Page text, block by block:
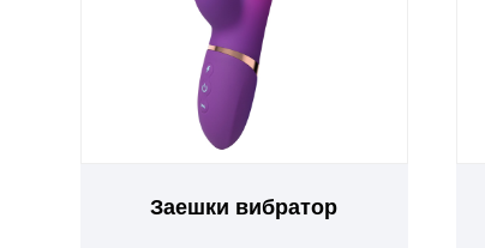
Заешки вибратор